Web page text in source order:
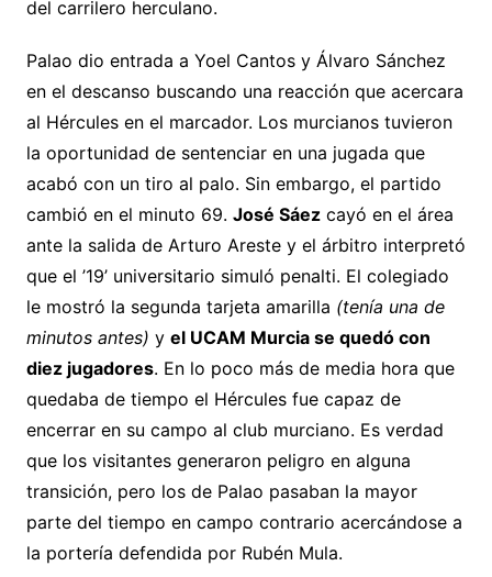
del carrilero herculano.
Palao dio entrada a Yoel Cantos y Álvaro Sánchez
en el descanso buscando una reacción que acercara
al Hércules en el marcador. Los murcianos tuvieron
la oportunidad de sentenciar en una jugada que
acabó con un tiro al palo. Sin embargo, el partido
cambió en el minuto 69. José Sáezcayó en el área
ante la salida de Arturo Areste y el árbitro interpretó
que el ’19’ universitario simuló penalti. El colegiado
le mostró la segunda tarjeta amarilla (tenía una de
minutos antes) y el UCAM Murcia se quedó con
diez jugadores. En lo poco más de media hora que
quedaba de tiempo el Hércules fue capaz de
encerrar en su campo al club murciano. Es verdad
que los visitantes generaron peligro en alguna
transición, pero los de Palao pasaban la mayor
parte del tiempo en campo contrario acercándose a
la portería defendida por Rubén Mula.